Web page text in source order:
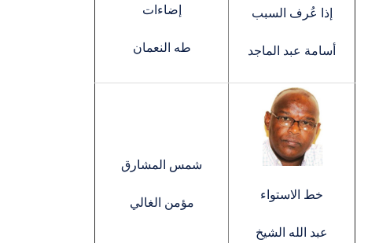
إذا عُرف السبب
أسامة عبد الماجد
إضاءات
طه النعمان
خط الاستواء
عبد الله الشيخ
شمس المشارق
مؤمن الغالي